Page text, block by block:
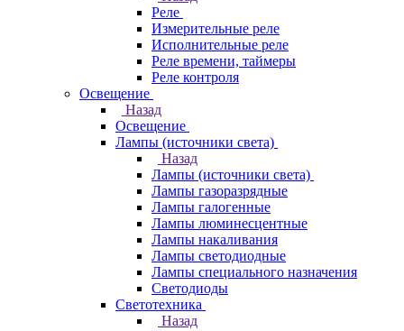
Реле
Измерительные реле
Исполнительные реле
Реле времени, таймеры
Реле контроля
Освещение
Назад
Освещение
Лампы (источники света)
Назад
Лампы (источники света)
Лампы газоразрядные
Лампы галогенные
Лампы люминесцентные
Лампы накаливания
Лампы светодиодные
Лампы специального назначения
Светодиоды
Светотехника
Назад